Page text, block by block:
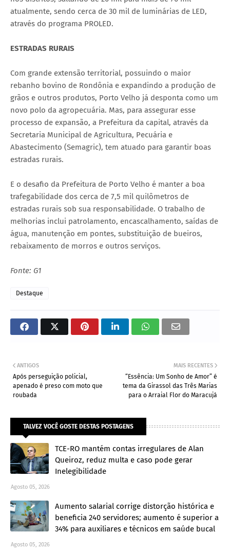
atualmente, sendo cerca de 30 mil de luminárias de LED,
através do programa PROLED.
ESTRADAS RURAIS
Com grande extensão territorial, possuindo o maior
rebanho bovino de Rondônia e expandindo a produção de
grãos e outros produtos, Porto Velho já desponta como um
novo polo da agropecuária. Mas, para assegurar esse
processo de expansão, a Prefeitura da capital, através da
Secretaria Municipal de Agricultura, Pecuária e
Abastecimento (Semagric), tem atuado para garantir boas
estradas rurais.
E o desafio da Prefeitura de Porto Velho é manter a boa
trafegabilidade dos cerca de 7,5 mil quilômetros de
estradas rurais sob sua responsabilidade. O trabalho de
melhorias inclui patrolamento, encascalhamento, saídas de
água, manutenção em pontes, substituição de bueiros,
rebaixamento de morros e outros serviços.
Fonte: G1
Destaque
MAIS RECENTES
“Essência: Um Sonho de Amor” é
tema da Girassol das Três Marias
para o Arraial Flor do Maracujá
ANTIGOS
Após perseguição policial,
apenado é preso com moto que
roubada
TALVEZ VOCÊ GOSTE DESTAS POSTAGENS
TCE-RO mantém contas irregulares de Alan
Queiroz, reduz multa e caso pode gerar
Inelegibilidade
Agosto 05, 2026
Aumento salarial corrige distorção histórica e
beneficia 240 servidores; aumento é superior a
34% para auxiliares e técnicos em saúde bucal
Agosto 05, 2026